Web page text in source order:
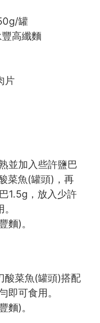
罐
高纖麵
片
並加入些許鹽巴
菜魚(罐頭)，再
1.5g，放入少許
麵)。
酸菜魚(罐頭)搭配
即可食用。
麵)。